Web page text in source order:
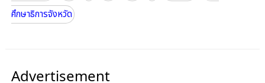
ศึกษาธิการจังหวัด
Advertisement